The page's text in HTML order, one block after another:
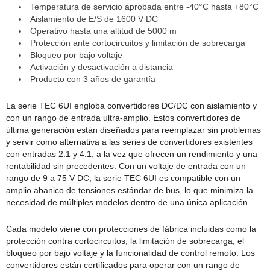
Temperatura de servicio aprobada entre -40°C hasta +80°C
Aislamiento de E/S de 1600 V DC
Operativo hasta una altitud de 5000 m
Protección ante cortocircuitos y limitación de sobrecarga
Bloqueo por bajo voltaje
Activación y desactivación a distancia
Producto con 3 años de garantía
La serie TEC 6UI engloba convertidores DC/DC con aislamiento y
con un rango de entrada ultra-amplio. Estos convertidores de
última generación están diseñados para reemplazar sin problemas
y servir como alternativa a las series de convertidores existentes
con entradas 2:1 y 4:1, a la vez que ofrecen un rendimiento y una
rentabilidad sin precedentes. Con un voltaje de entrada con un
rango de 9 a 75 V DC, la serie TEC 6UI es compatible con un
amplio abanico de tensiones estándar de bus, lo que minimiza la
necesidad de múltiples modelos dentro de una única aplicación.
Cada modelo viene con protecciones de fábrica incluidas como la
protección contra cortocircuitos, la limitación de sobrecarga, el
bloqueo por bajo voltaje y la funcionalidad de control remoto. Los
convertidores están certificados para operar con un rango de